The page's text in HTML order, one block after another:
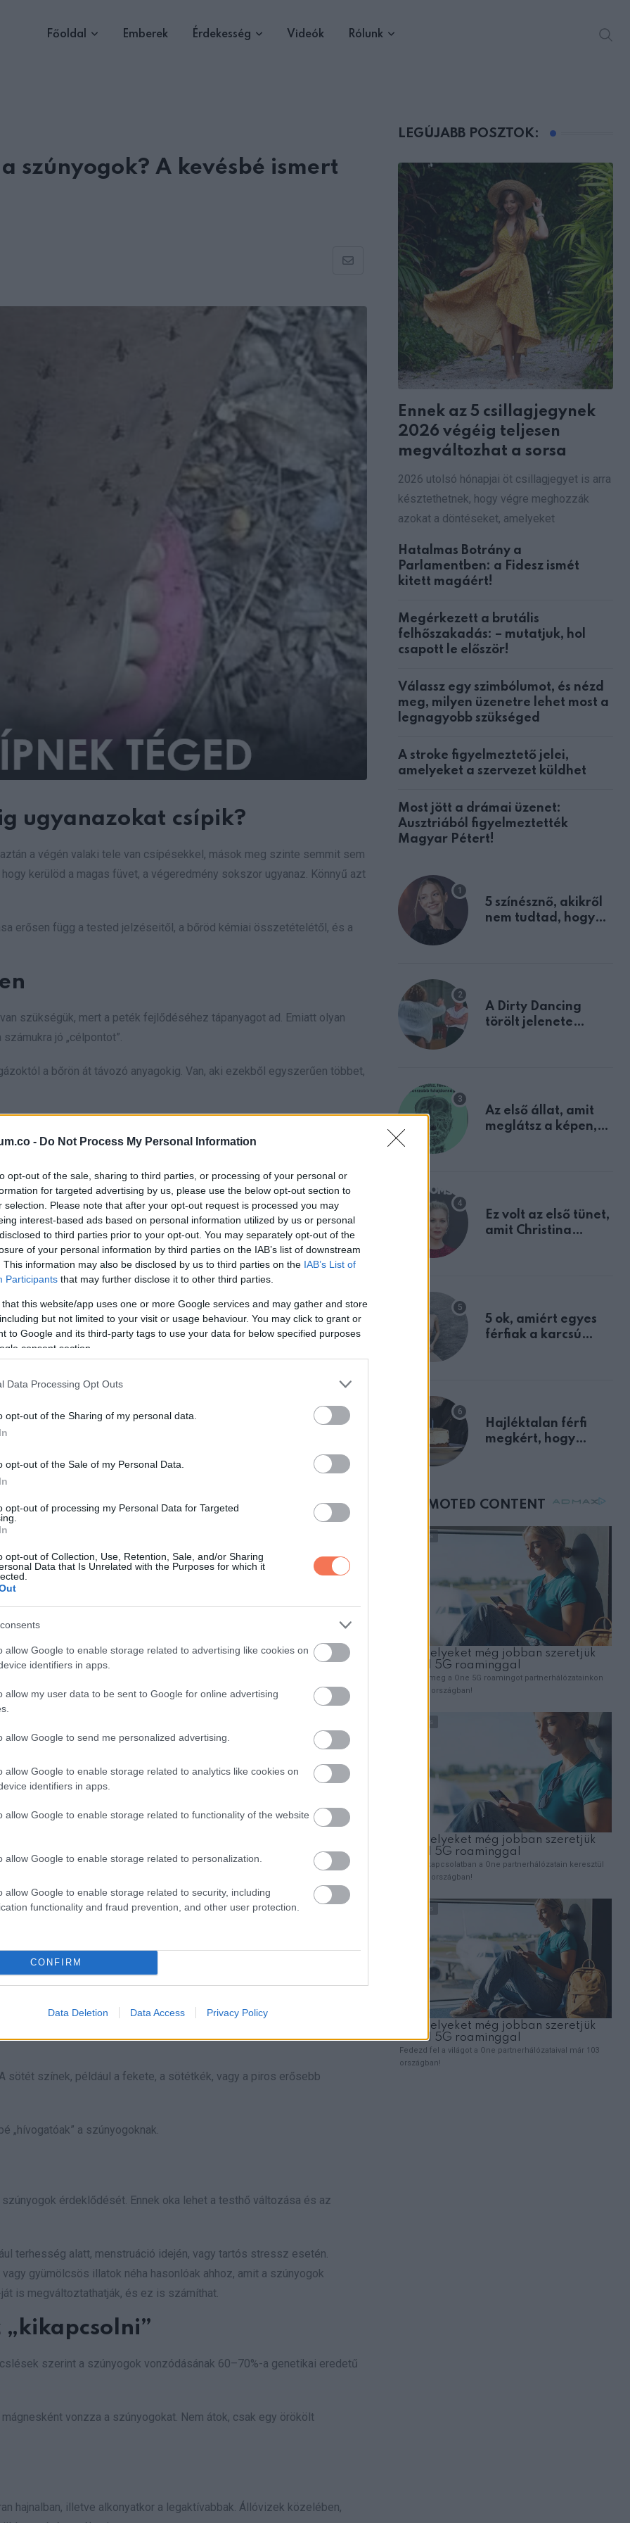
- Do Not Process My Personal Information
opt-out of the sale, sharing to third parties, or processing of your personal or
for targeted advertising by us, please use the below opt-out section to
selection. Please note that after your opt-out request is processed you may
interest-based ads based on personal information utilized by us or personal
to third parties prior to your opt-out. You may separately opt-out of the
of your personal information by third parties on the IAB’s list of downstream
This information may also be disclosed by us to third parties on the IAB’s List of
Participants that may further disclose it to other third parties.
that this website/app uses one or more Google services and may gather and store
but not limited to your visit or usage behaviour. You may click to grant or
to Google and its third-party tags to use your data for below specified purposes
consent section.
Data Processing Opt Outs
opt-out of the Sharing of my personal data.
opt-out of the Sale of my Personal Data.
opt-out of processing my Personal Data for Targeted
opt-out of Collection, Use, Retention, Sale, and/or Sharing
Data that Is Unrelated with the Purposes for which it
allow Google to enable storage related to advertising like cookies on
identifiers in apps.
allow my user data to be sent to Google for online advertising
allow Google to send me personalized advertising.
allow Google to enable storage related to analytics like cookies on
identifiers in apps.
allow Google to enable storage related to functionality of the website
allow Google to enable storage related to personalization.
allow Google to enable storage related to security, including
functionality and fraud prevention, and other user protection.
CONFIRM
Data Deletion Data Access Privacy Policy
Főoldal Emberek Érdekesség Videók Rólunk
szúnyogok? A kevésbé ismert
Share
Email
ugyanazokat csípik?
a végén valaki tele van csípésekkel, mások meg szinte semmit sem
kerülöd a magas füvet, a végeredmény sokszor ugyanaz. Könnyű azt
erősen függ a tested jelzéseitől, a bőröd kémiai összetételétől, és a
szükségük, mert a peték fejlődéséhez tápanyagot ad. Emiatt olyan
jó „célpontot”.
a bőrön át távozó anyagokig. Van, aki ezekből egyszerűen többet,
kilégzéssel CO₂ kerül a levegőbe, és a szúnyogok erre nagyon
vagy épp aktívabb, például sétál, fut, játszik a gyerekekkel. A
rátalálni a forrásra.
illat
különféle vegyületeket termelnek, ezek adják az egyéni illatodat. Ezért
köze ahhoz, ki mennyire tiszta, inkább biológiai adottság.
A 0-s vércsoportúakat sok esetben többször csípik, míg az
jelzőanyagokat bocsátanak ki, amelyek „könnyebben olvashatóvá”
a csípés. Ennek oka, hogy az izzadság és a tejsav a bőrön át távozik,
sötét színek, például a fekete, a sötétkék, vagy a piros erősebb
„hívogatóak” a szúnyogoknak.
érdeklődését. Ennek oka lehet a testhő változása és az
terhesség alatt, menstruáció idején, vagy tartós stressz esetén.
gyümölcsös illatok néha hasonlóak ahhoz, amit a szúnyogok
is megváltoztathatják, és ez is számíthat.
szerint a szúnyogok vonzódásának 60–70%-a genetikai eredetű
vonzza a szúnyogokat. Nem átok, csak egy örökölt
hajnalban, illetve alkonyatkor a legaktívabbak. Állóvizek közelében,
LEGÚJABB POSZTOK:
Ennek az 5 csillagjegynek
2026 végéig teljesen
megváltozhat a sorsa
2026 utolsó hónapjai öt csillagjegyet is arra
késztethetnek, hogy végre meghozzák
azokat a döntéseket, amelyeket
Hatalmas Botrány a
Parlamentben: a Fidesz ismét
kitett magáért!
Megérkezett a brutális
felhőszakadás: – mutatjuk, hol
csapott le először!
Válassz egy szimbólumot, és nézd
meg, milyen üzenetre lehet most a
legnagyobb szükséged
A stroke figyelmeztető jelei,
amelyeket a szervezet küldhet
Most jött a drámai üzenet:
Ausztriából figyelmeztették
Magyar Pétert!
5 színésznő, akikről
nem tudtad, hogy
A Dirty Dancing
törölt jelenete
Az első állat, amit
meglátsz a képen,
Ez volt az első tünet,
amit Christina
5 ok, amiért egyes
férfiak a karcsú
Hajléktalan férfi
megkért, hogy
mellettem ült az első